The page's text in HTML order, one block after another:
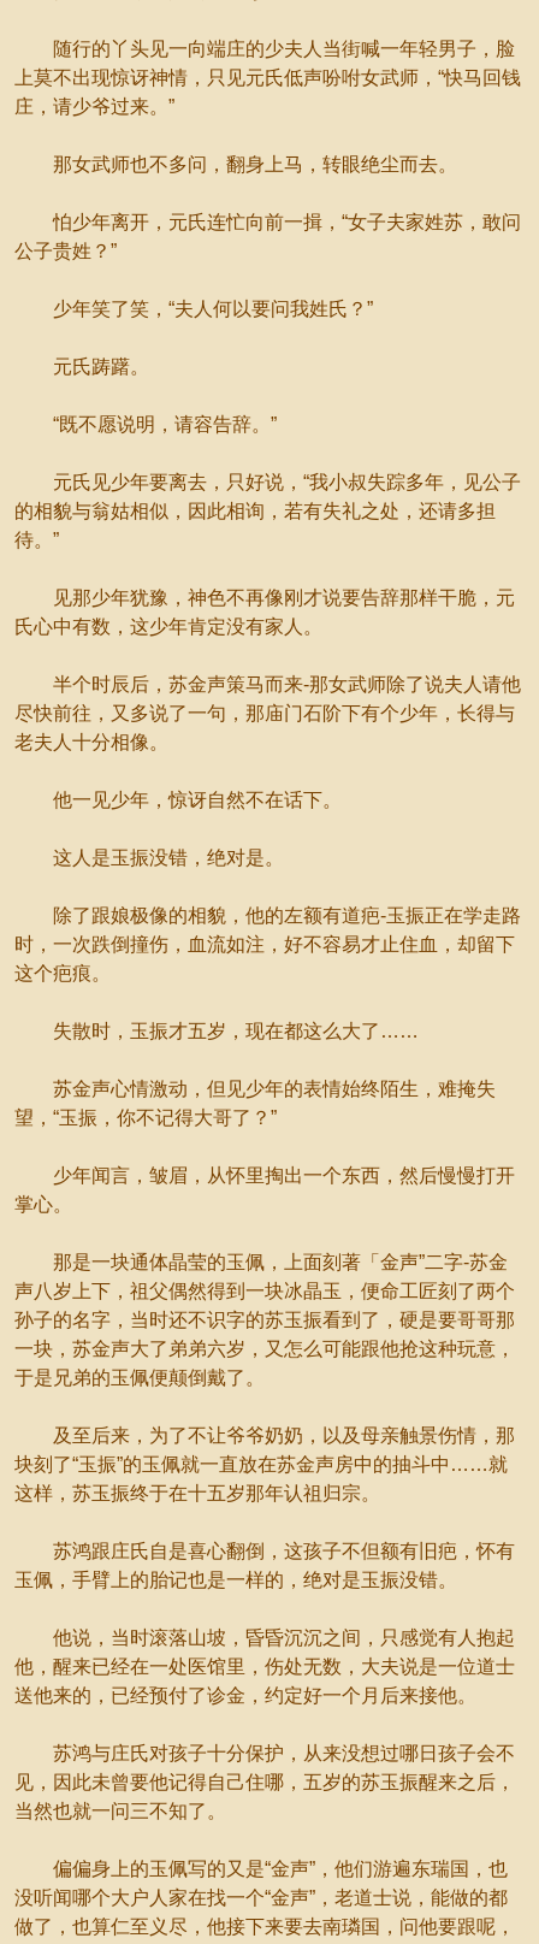
随行的丫头见一向端庄的少夫人当街喊一年轻男子，脸
上莫不出现惊讶神情，只见元氏低声吩咐女武师，“快马回钱
庄，请少爷过来。”
那女武师也不多问，翻身上马，转眼绝尘而去。
怕少年离开，元氏连忙向前一揖，“女子夫家姓苏，敢问
公子贵姓？”
少年笑了笑，“夫人何以要问我姓氏？”
元氏踌躇。
“既不愿说明，请容告辞。”
元氏见少年要离去，只好说，“我小叔失踪多年，见公子
的相貌与翁姑相似，因此相询，若有失礼之处，还请多担
待。”
见那少年犹豫，神色不再像刚才说要告辞那样干脆，元
氏心中有数，这少年肯定没有家人。
半个时辰后，苏金声策马而来-那女武师除了说夫人请他
尽快前往，又多说了一句，那庙门石阶下有个少年，长得与
老夫人十分相像。
他一见少年，惊讶自然不在话下。
这人是玉振没错，绝对是。
除了跟娘极像的相貌，他的左额有道疤-玉振正在学走路
时，一次跌倒撞伤，血流如注，好不容易才止住血，却留下
这个疤痕。
失散时，玉振才五岁，现在都这么大了……
苏金声心情激动，但见少年的表情始终陌生，难掩失
望，“玉振，你不记得大哥了？”
少年闻言，皱眉，从怀里掏出一个东西，然后慢慢打开
掌心。
那是一块通体晶莹的玉佩，上面刻著「金声”二字-苏金
声八岁上下，祖父偶然得到一块冰晶玉，便命工匠刻了两个
孙子的名字，当时还不识字的苏玉振看到了，硬是要哥哥那
一块，苏金声大了弟弟六岁，又怎么可能跟他抢这种玩意，
于是兄弟的玉佩便颠倒戴了。
及至后来，为了不让爷爷奶奶，以及母亲触景伤情，那
块刻了“玉振”的玉佩就一直放在苏金声房中的抽斗中……就
这样，苏玉振终于在十五岁那年认祖归宗。
苏鸿跟庄氏自是喜心翻倒，这孩子不但额有旧疤，怀有
玉佩，手臂上的胎记也是一样的，绝对是玉振没错。
他说，当时滚落山坡，昏昏沉沉之间，只感觉有人抱起
他，醒来已经在一处医馆里，伤处无数，大夫说是一位道士
送他来的，已经预付了诊金，约定好一个月后来接他。
苏鸿与庄氏对孩子十分保护，从来没想过哪日孩子会不
见，因此未曾要他记得自己住哪，五岁的苏玉振醒来之后，
当然也就一问三不知了。
偏偏身上的玉佩写的又是“金声”，他们游遍东瑞国，也
没听闻哪个大户人家在找一个“金声”，老道士说，能做的都
做了，也算仁至义尽，他接下来要去南璘国，问他要跟呢，